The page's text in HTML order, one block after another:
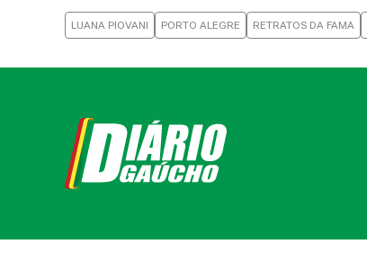
LUANA PIOVANI PORTO ALEGRE RETRATOS DA FAMA